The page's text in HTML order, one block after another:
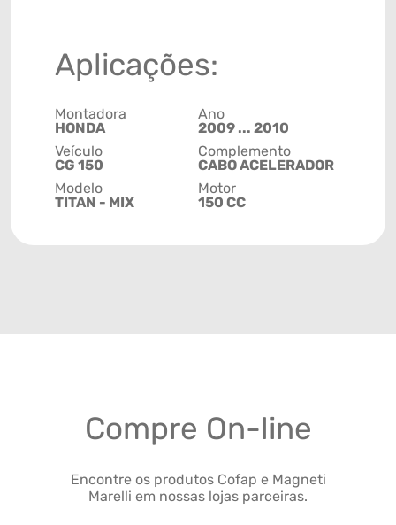
Aplicações:
Montadora
HONDA
Veículo
CG 150
Modelo
TITAN - MIX
Ano
2009 ... 2010
Complemento
CABO ACELERADOR
Motor
150 CC
Compre On-line
Encontre os produtos Cofap e Magneti
Marelli em nossas lojas parceiras.